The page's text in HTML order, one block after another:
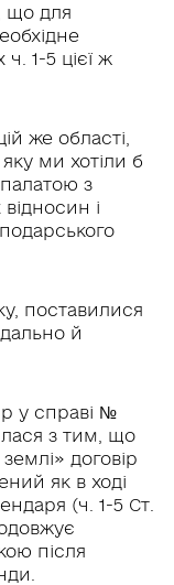
що для
1-5 цієї ж
же області,
ми хотіли б
з
і
поставилися
й
р у справі №
з тим, що
договір
як в ході
(ч. 1-5 Ст.
після